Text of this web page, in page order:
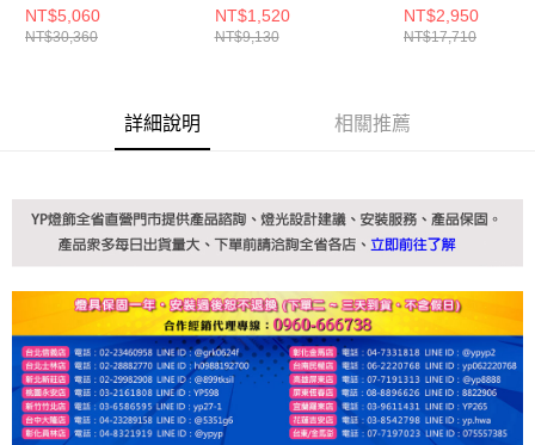
５．嚴禁一人註冊多個帳號或使用他人資訊註冊。若發現惡意使用之情形，
恩沛科技股份有限公司將有權停止該用戶之使用額度並採取法律行動。
NT$5,060
NT$30,360
NT$1,520
NT$9,130
NT$2,950
NT$17,710
詳細說明 相關推薦